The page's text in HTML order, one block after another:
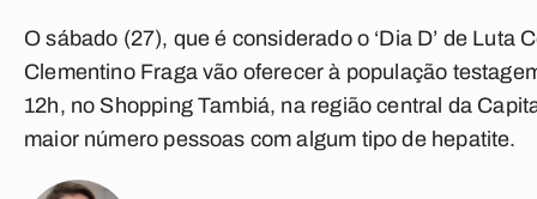
O sábado (27), que é considerado o ‘Dia D’ de Luta
Clementino Fraga vão oferecer à população
12h, no Shopping Tambiá, na região central da
maior número pessoas com algum tipo de hepatite.